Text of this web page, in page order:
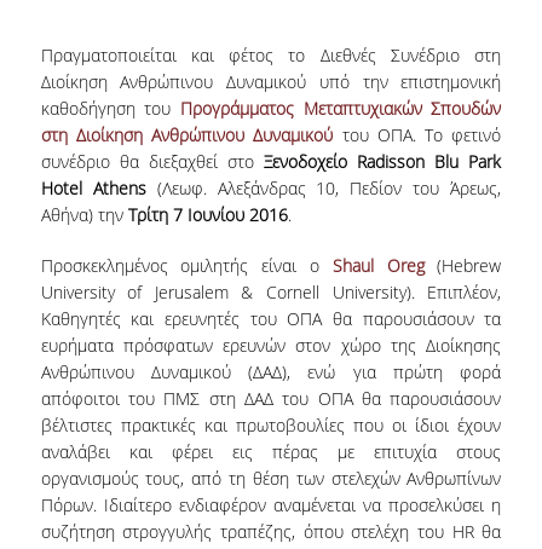
CAREER PROSPECTS
LABORATORY INFRASTRUCTURE
FACULTY AND STAFF
FACULTY OF THE DEPARTMENT
RESIDENT FACULTY MEMBERS
HONONARY DOCTORATES
VISITING PROFESSORS
LABORATORY TEACHING STAFF
SPECIAL TECHNICAL LABORATORY STAFF
ADMINISTRATIVE STAFF
Πραγματοποιείται και φέτος το Διεθνές Συνέδριο στη
Διοίκηση Ανθρώπινου Δυναμικού υπό την επιστημονική
καθοδήγηση του Προγράμματος Μεταπτυχιακών Σπουδών
στη Διοίκηση Ανθρώπινου Δυναμικού του ΟΠΑ. Το φετινό
συνέδριο θα διεξαχθεί στοΞενοδοχείο Radisson Blu Park
Hotel Athens(Λεωφ. Αλεξάνδρας 10, Πεδίον του Άρεως,
Αθήνα) την Τρίτη 7 Ιουνίου 2016.
Προσκεκλημένος ομιλητής είναι ο Shaul Oreg(Hebrew
University of Jerusalem & Cornell University). Επιπλέον,
Καθηγητές και ερευνητές του ΟΠΑ θα παρουσιάσουν τα
ευρήματα πρόσφατων ερευνών στον χώρο της Διοίκησης
Ανθρώπινου Δυναμικού (ΔΑΔ), ενώ για πρώτη φορά
απόφοιτοι του ΠΜΣ στη ΔΑΔ του ΟΠΑ θα παρουσιάσουν
βέλτιστες πρακτικές και πρωτοβουλίες που οι ίδιοι έχουν
αναλάβει και φέρει εις πέρας με επιτυχία στους
οργανισμούς τους, από τη θέση των στελεχών Ανθρωπίνων
Πόρων. Ιδιαίτερο ενδιαφέρον αναμένεται να προσελκύσει η
συζήτηση στρογγυλής τραπέζης, όπου στελέχη του HR θα